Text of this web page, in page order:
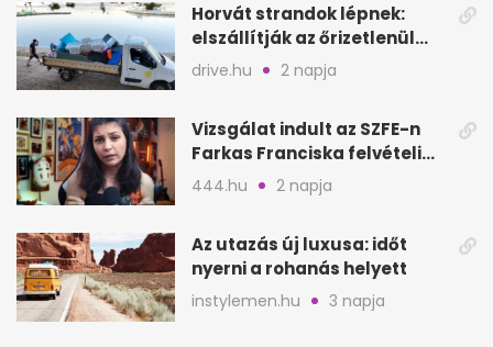
Horvát strandok lépnek:
elszállítják az őrizetlenül
hagyott törölközőket
drive.hu 2 napja
Vizsgálat indult az SZFE-n
Farkas Franciska felvételi
videója után
444.hu 2 napja
Az utazás új luxusa: időt
nyerni a rohanás helyett
instylemen.hu 3 napja